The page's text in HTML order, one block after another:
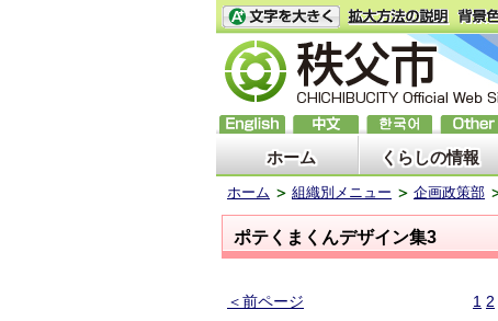
ホーム くらしの情報
ホーム 組織別メニュー 企画政策部
ポテくまくんデザイン集3
＜前ページ 1 2